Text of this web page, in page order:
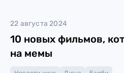
22 августа 2024
10 новых фильмов,
на мемы